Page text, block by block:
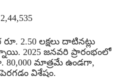
2.50 లక్షలు దాటినట్లు
2025 జనవరి ప్రారంభంలో
80,000 మాత్రమే ఉండగా,
విశేషం.